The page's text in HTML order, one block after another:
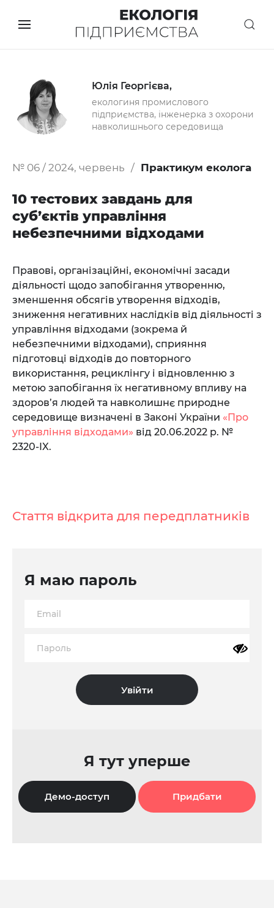
Юлія Георгієва,
екологиня промислового
підприємства, інженерка з охорони
навколишнього середовища
№ 06 / 2024, червень Практикум еколога
10 тестових завдань для
суб’єктів управління
небезпечними відходами
Правові, організаційні, економічні засади
діяльності щодо запобігання утворенню,
зменшення обсягів утворення відходів,
зниження негативних наслідків від діяльності з
управління відходами (зокрема й
небезпечними відходами), сприяння
підготовці відходів до повторного
використання, рециклінгу і відновленню з
метою запобігання їх негативному впливу на
здоров’я людей та навколишнє природне
середовище визначені в Законі України «Про
управління відходами» від 20.06.2022 р. №
2320-IX.
Стаття відкрита для передплатників
Я маю пароль
Я тут уперше
Демо-доступ Придбати